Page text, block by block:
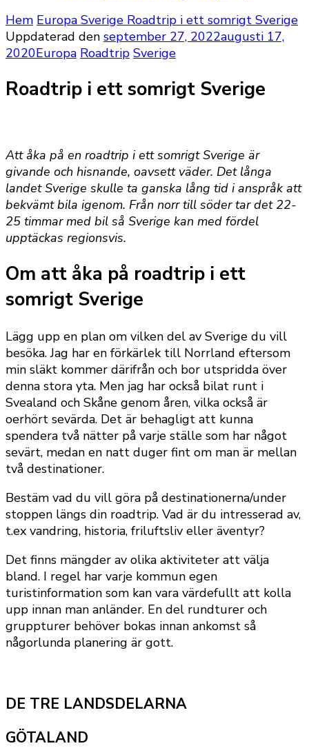
Hem Europa Sverige Roadtrip i ett somrigt Sverige
Uppdaterad den september 27, 2022augusti 17,
2020Europa Roadtrip Sverige
Roadtrip i ett somrigt Sverige
Att åka på en roadtrip i ett somrigt Sverige är
givande och hisnande, oavsett väder. Det långa
landet Sverige skulle ta ganska lång tid i anspråk att
bekvämt bila igenom. Från norr till söder tar det 22-
25 timmar med bil så Sverige kan med fördel
upptäckas regionsvis.
Om att åka på roadtrip i ett
somrigt Sverige
Lägg upp en plan om vilken del av Sverige du vill
besöka. Jag har en förkärlek till Norrland eftersom
min släkt kommer därifrån och bor utspridda över
denna stora yta. Men jag har också bilat runt i
Svealand och Skåne genom åren, vilka också är
oerhört sevärda. Det är behagligt att kunna
spendera två nätter på varje ställe som har något
sevärt, medan en natt duger fint om man är mellan
två destinationer.
Bestäm vad du vill göra på destinationerna/under
stoppen längs din roadtrip. Vad är du intresserad av,
t.ex vandring, historia, friluftsliv eller äventyr?
Det finns mängder av olika aktiviteter att välja
bland. I regel har varje kommun egen
turistinformation som kan vara värdefullt att kolla
upp innan man anländer. En del rundturer och
gruppturer behöver bokas innan ankomst så
någorlunda planering är gott.
DE TRE LANDSDELARNA
GÖTALAND